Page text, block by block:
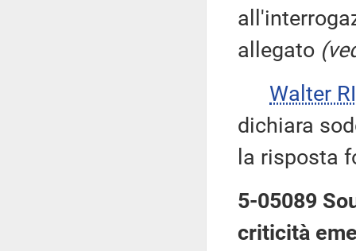
allegato
Walter
dichiara
la risposta
5-05089
criticità